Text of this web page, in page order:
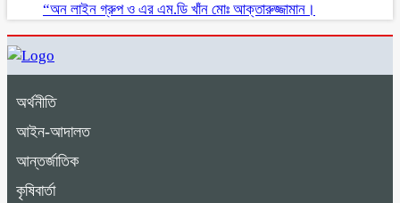
“অন লাইন গ্রুপ ও এর এম.ডি খাঁন মোঃ আক্তারুজ্জামান।
অর্থনীতি
আইন-আদালত
আন্তর্জাতিক
কৃষিবার্তা